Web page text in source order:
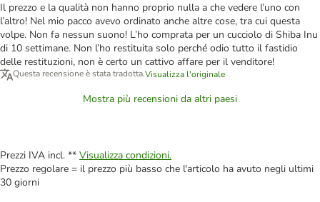
Il prezzo e la qualità non hanno proprio nulla a che vedere l’uno con
l’altro! Nel mio pacco avevo ordinato anche altre cose, tra cui questa
volpe. Non fa nessun suono! L’ho comprata per un cucciolo di Shiba Inu
di 10 settimane. Non l’ho restituita solo perché odio tutto il fastidio
delle restituzioni, non è certo un cattivo affare per il venditore!
Questa recensione è stata tradotta.Visualizza l'originale
Mostra più recensioni da altri paesi
Prezzi IVA incl. ** Visualizza condizioni.
Prezzo regolare = il prezzo più basso che l'articolo ha avuto negli ultimi
30 giorni